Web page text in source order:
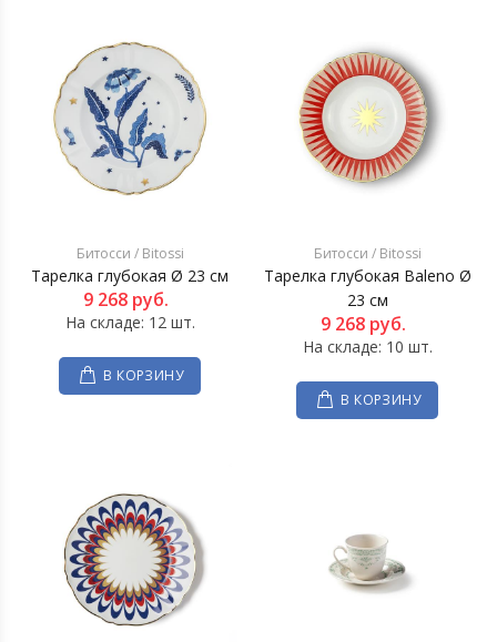
Битосси / Bitossi
Тарелка глубокая Ø 23 см
9 268 руб.
На складе: 12 шт.
В КОРЗИНУ
Битосси / Bitossi
Тарелка глубокая Baleno Ø
23 см
9 268 руб.
На складе: 10 шт.
В КОРЗИНУ